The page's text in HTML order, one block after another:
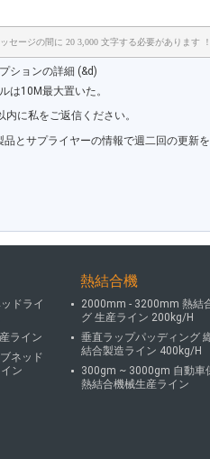
セージの間に 20 3,000 文字する必要があります ！
ションの詳細 (&d)
は10M最大置いた。
内に私をご返信ください。
品とサプライヤーの情報で週二回の更新を
ドライ
ライン
ネッド
ン
熱結合機
2000mm - 3200mm 熱結
グ 生産ライン 200kg/H
垂直ラップパッディング
結合製造ライン 400kg/H
300gm ~ 3000gm 自動車
熱結合機械生産ライン